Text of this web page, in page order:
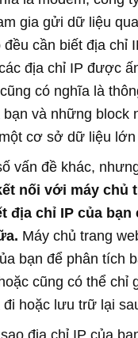
gia gửi dữ liệu
cần biết địa chỉ
địa chỉ IP được
có nghĩa là
bạn và những block
cơ sở dữ liệu
vấn đề khác,
nối với máy chủ
địa chỉ IP của
Máy chủ trang
bạn để phân tích
cũng có thể chỉ
hoặc lưu trữ lại
địa chỉ IP của